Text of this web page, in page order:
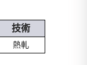
技術
熱軋